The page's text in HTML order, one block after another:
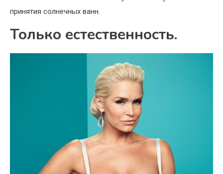
принятия солнечных ванн.
Только естественность.